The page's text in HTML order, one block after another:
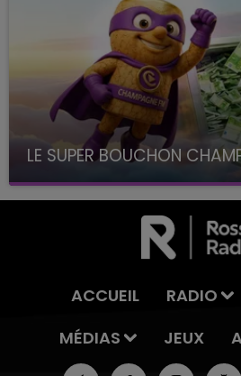
LE SUPER BOUCHON
avec La Famille Champagne
ACCUEIL RADIO
MÉDIAS
JEUX